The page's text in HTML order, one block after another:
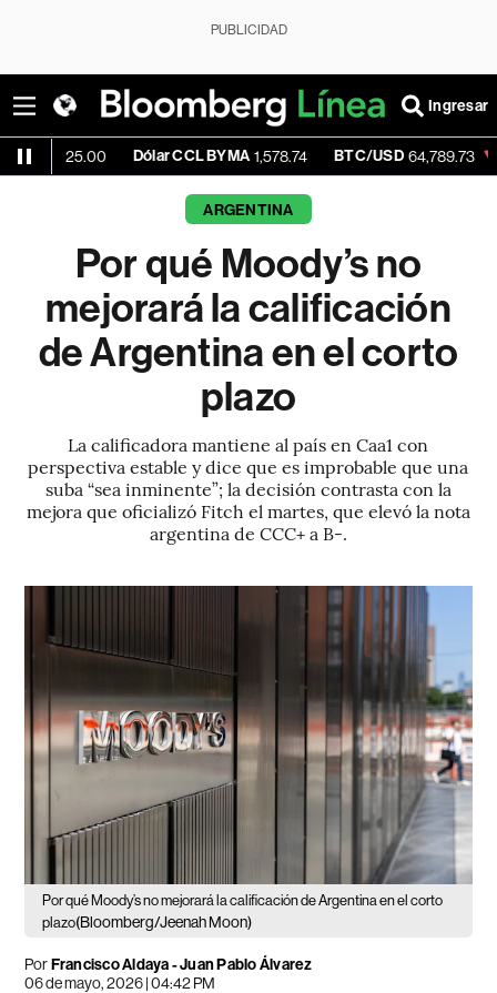
PUBLICIDAD
Ingresar
Dólar CCL BYMA 1,578.74 BTC/USD 64,789.73 -0.38%
ARGENTINA
Por qué Moody’s no
mejorará la calificación
de Argentina en el corto
plazo
La calificadora mantiene al país en Caa1 con
perspectiva estable y dice que es improbable que una
suba “sea inminente”; la decisión contrasta con la
mejora que oficializó Fitch el martes, que elevó la nota
argentina de CCC+ a B-.
Por qué Moody’s no mejorará la calificación de Argentina en el corto
plazo(Bloomberg/Jeenah Moon)
PorFrancisco Aldaya-Juan Pablo Álvarez
06 de mayo, 2026 | 04:42 PM